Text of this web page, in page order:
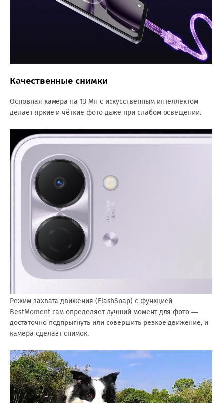
Качественные снимки
Основная камера на 13 Мп с искусственным интеллектом
делает яркие и чёткие фото даже при слабом освещении.
Режим захвата движения (FlashSnap) с функцией
BestMoment сам определяет лучший момент для фото —
достаточно подпрыгнуть или совершить резкое движение, и
камера сделает снимок.